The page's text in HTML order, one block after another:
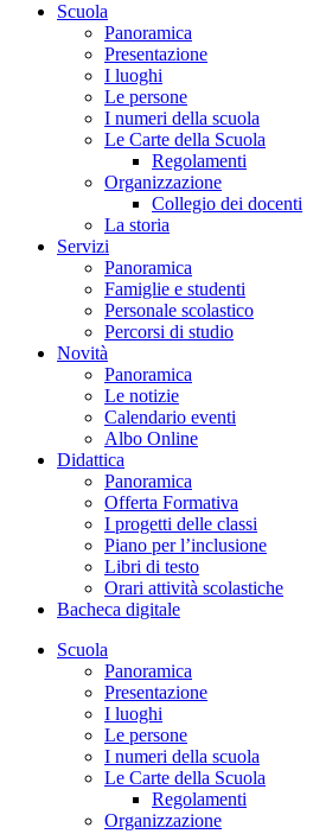
Scuola
Panoramica
Presentazione
I luoghi
Le persone
I numeri della scuola
Le Carte della Scuola
Regolamenti
Organizzazione
Collegio dei docenti
La storia
Servizi
Panoramica
Famiglie e studenti
Personale scolastico
Percorsi di studio
Novità
Panoramica
Le notizie
Calendario eventi
Albo Online
Didattica
Panoramica
Offerta Formativa
I progetti delle classi
Piano per l’inclusione
Libri di testo
Orari attività scolastiche
Bacheca digitale
Scuola
Panoramica
Presentazione
I luoghi
Le persone
I numeri della scuola
Le Carte della Scuola
Regolamenti
Organizzazione